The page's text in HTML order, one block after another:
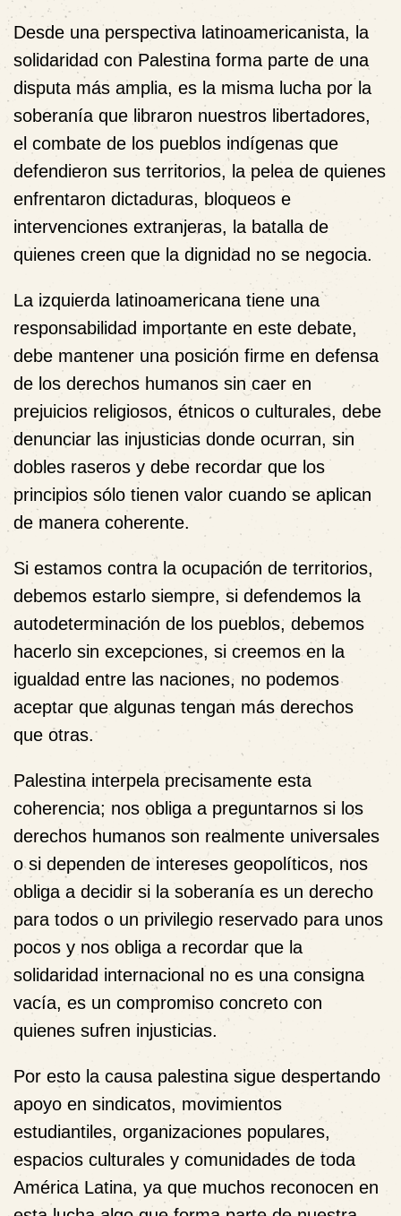
Desde una perspectiva latinoamericanista, la
solidaridad con Palestina forma parte de una
disputa más amplia, es la misma lucha por la
soberanía que libraron nuestros libertadores,
el combate de los pueblos indígenas que
defendieron sus territorios, la pelea de quienes
enfrentaron dictaduras, bloqueos e
intervenciones extranjeras, la batalla de
quienes creen que la dignidad no se negocia.
La izquierda latinoamericana tiene una
responsabilidad importante en este debate,
debe mantener una posición firme en defensa
de los derechos humanos sin caer en
prejuicios religiosos, étnicos o culturales, debe
denunciar las injusticias donde ocurran, sin
dobles raseros y debe recordar que los
principios sólo tienen valor cuando se aplican
de manera coherente.
Si estamos contra la ocupación de territorios,
debemos estarlo siempre, si defendemos la
autodeterminación de los pueblos, debemos
hacerlo sin excepciones, si creemos en la
igualdad entre las naciones, no podemos
aceptar que algunas tengan más derechos
que otras.
Palestina interpela precisamente esta
coherencia; nos obliga a preguntarnos si los
derechos humanos son realmente universales
o si dependen de intereses geopolíticos, nos
obliga a decidir si la soberanía es un derecho
para todos o un privilegio reservado para unos
pocos y nos obliga a recordar que la
solidaridad internacional no es una consigna
vacía, es un compromiso concreto con
quienes sufren injusticias.
Por esto la causa palestina sigue despertando
apoyo en sindicatos, movimientos
estudiantiles, organizaciones populares,
espacios culturales y comunidades de toda
América Latina, ya que muchos reconocen en